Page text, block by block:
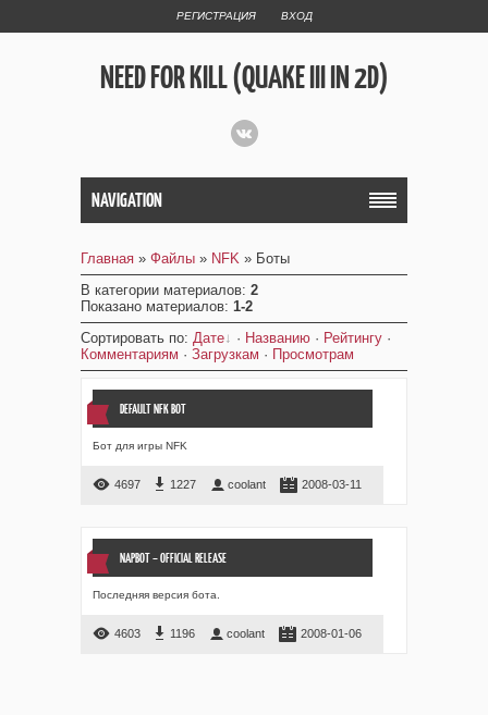
РЕГИСТРАЦИЯ ВХОД
NEED FOR KILL (QUAKE III IN 2D)
NAVIGATION
Главная » Файлы » NFK » Боты
В категории материалов: 2
Показано материалов: 1-2
Сортировать по: Дате · Названию · Рейтингу ·
Комментариям · Загрузкам · Просмотрам
DEFAULT NFK BOT
Бот для игры NFK
4697 1227 coolant 2008-03-11
NAPBOT – OFFICIAL RELEASE
Последняя версия бота.
4603 1196 coolant 2008-01-06